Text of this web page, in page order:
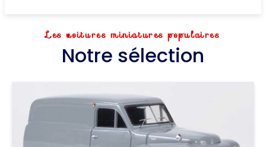
Les voitures miniatures populaires
Notre sélection